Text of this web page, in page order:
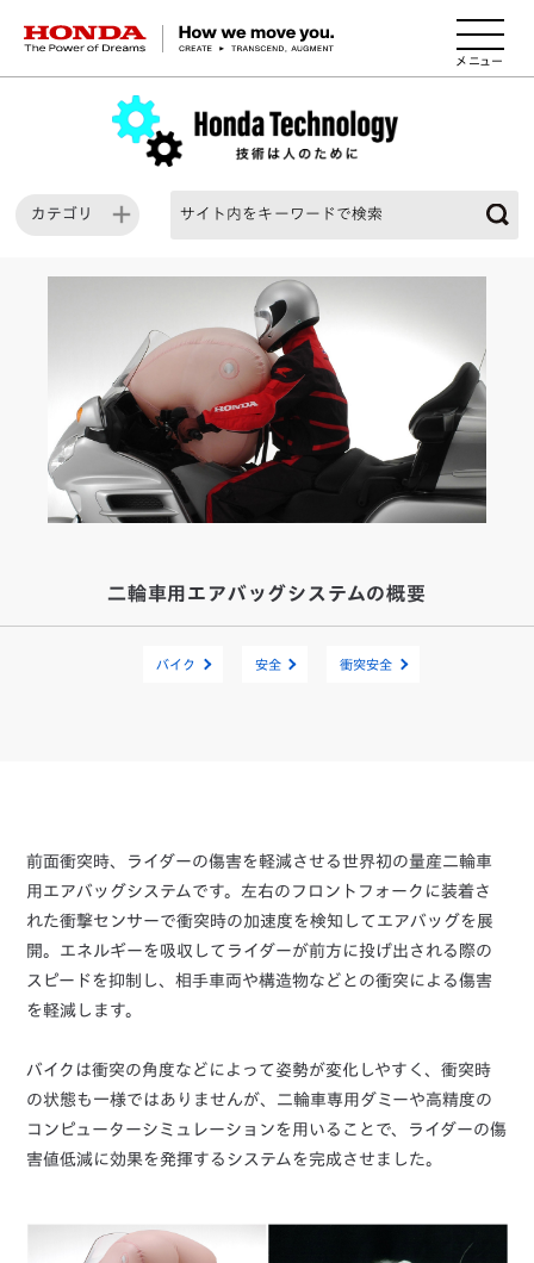
HONDA The Power of Dreams
カテゴリ
二輪車用エアバッグシステムの概要
バイク 安全 衝突安全
前面衝突時、ライダーの傷害を軽減させる世界初の量産二輪車
用エアバッグシステムです。左右のフロントフォークに装着さ
れた衝撃センサーで衝突時の加速度を検知してエアバッグを展
開。エネルギーを吸収してライダーが前方に投げ出される際の
スピードを抑制し、相手車両や構造物などとの衝突による傷害
を軽減します。
バイクは衝突の角度などによって姿勢が変化しやすく、衝突時
の状態も一様ではありませんが、二輪車専用ダミーや高精度の
コンピューターシミュレーションを用いることで、ライダーの傷
害値低減に効果を発揮するシステムを完成させました。